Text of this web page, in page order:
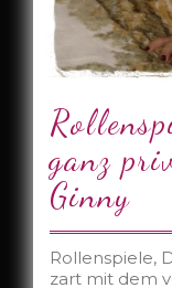
ganz
Ginny
Rollenspiele,
zart mit dem